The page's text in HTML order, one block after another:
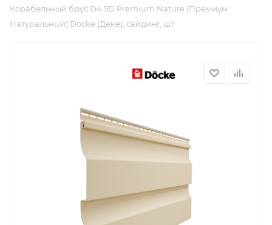
Ко­ра­бель­ный брус D4.5D Premium Nature (Премиум
Натуральный) Docke (Деке), сайдинг, шт